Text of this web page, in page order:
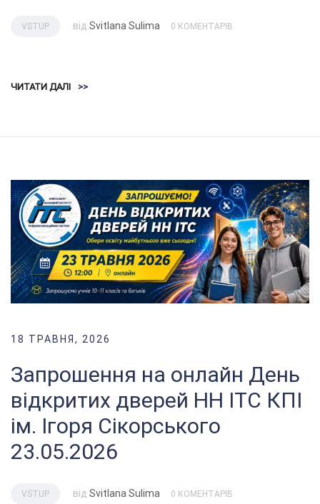
VSTUP від Svitlana Sulima 0 КОМЕНТАРІВ
ЧИТАТИ ДАЛІ >>
18 ТРАВНЯ, 2026
Запрошення на онлайн День
відкритих дверей НН ІТС КПІ
ім. Ігоря Сікорського
23.05.2026
VSTUP від Svitlana Sulima 0 КОМЕНТАРІВ